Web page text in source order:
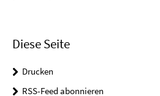
Diese Seite
Drucken
RSS-Feed abonnieren